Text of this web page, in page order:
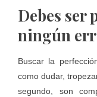
Debes ser
ningún
Buscar la
como dudar,
segundo, son